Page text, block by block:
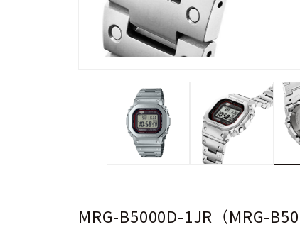
MRG-B5000D-1JR（MRG-